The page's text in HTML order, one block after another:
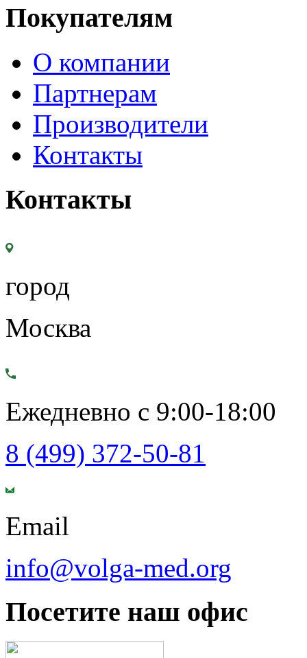
Покупателям
О компании
Партнерам
Производители
Контакты
Контакты
город
Москва
Ежедневно с 9:00-18:00
8 (499) 372-50-81
Email
info@volga-med.org
Посетите наш офис